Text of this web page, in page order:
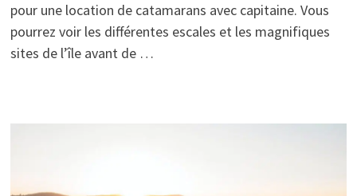
pour une location de catamarans avec capitaine. Vous
pourrez voir les différentes escales et les magnifiques
sites de l’île avant de …